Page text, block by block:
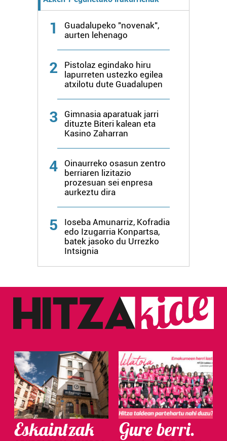
1
Guadalupeko "novenak",
aurten lehenago
2
Pistolaz egindako hiru
lapurreten ustezko egilea
atxilotu dute Guadalupen
3
Gimnasia aparatuak jarri
dituzte Biteri kalean eta
Kasino Zaharran
4
Oinaurreko osasun zentro
berriaren lizitazio
prozesuan sei enpresa
aurkeztu dira
5
Ioseba Amunarriz, Kofradia
edo Izugarria Konpartsa,
batek jasoko du Urrezko
Intsignia
Eskaintzak Gure berri.